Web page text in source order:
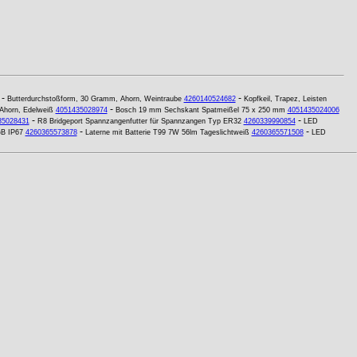
Butterdurchstoßform, 30 Gramm, Ahorn, Weintraube 4260140524682- Kopfkeil, Trapez, Leisten
Edelweiß 4051435028974- Bosch 19 mm Sechskant Spatmeißel 75 x 250 mm 4051435024006
- R8 Bridgeport Spannzangenfutter für Spannzangen Typ ER32 4260339990854- LED
IP67 4260365573878- Laterne mit Batterie T99 7W 56lm Tageslichtweiß 4260365571508- LED